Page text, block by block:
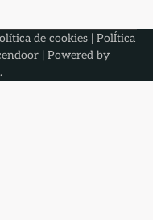
de cookies| PolÍtica
| Powered by
.